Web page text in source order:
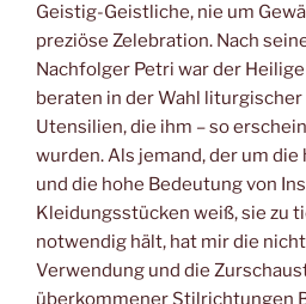
Geistig-Geistliche, nie um
preziöse Zelebration. Nach
Nachfolger Petri war der
beraten in der Wahl
Utensilien, die ihm – so
wurden. Als jemand, der um
und die hohe Bedeutung von
Kleidungsstücken weiß, sie zu
notwendig hält, hat mir die
Verwendung und die
überkommener Stilrichtungen